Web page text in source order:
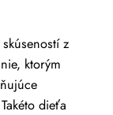
z
ktorým
dieťa